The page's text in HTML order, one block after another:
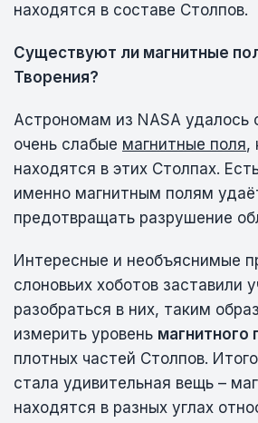
находятся в составе Столпов.
Существуют ли магнитные
Творения?
Астрономам из NASA удалось
очень слабые магнитные поля,
находятся в этих Столпах.
именно магнитным полям
предотвращать разрушение
Интересные и необъяснимые
слоновьих хоботов заставили
разобраться в них, таким
измерить уровень магнитного
плотных частей Столпов.
стала удивительная вещь –
находятся в разных углах